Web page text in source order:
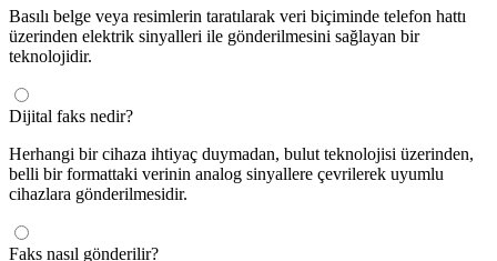
Basılı belge veya resimlerin taratılarak veri biçiminde telefon hattı
üzerinden elektrik sinyalleri ile gönderilmesini sağlayan bir
teknolojidir.
Dijital faks nedir?
Herhangi bir cihaza ihtiyaç duymadan, bulut teknolojisi üzerinden,
belli bir formattaki verinin analog sinyallere çevrilerek uyumlu
cihazlara gönderilmesidir.
Faks nasıl gönderilir?